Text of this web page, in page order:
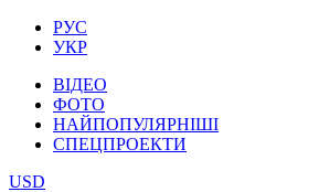
РУС
УКР
ВІДЕО
ФОТО
НАЙПОПУЛЯРНІШІ
СПЕЦПРОЕКТИ
USD